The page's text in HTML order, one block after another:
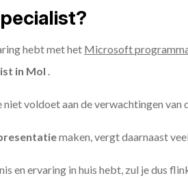
hebt met het Microsoft
in Mol .
niet voldoet aan de verwachtingen van
maken, vergt daarnaast
en ervaring in huis hebt, zul je dus